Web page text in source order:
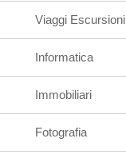
Viaggi Escursioni
Informatica
Immobiliari
Fotografia